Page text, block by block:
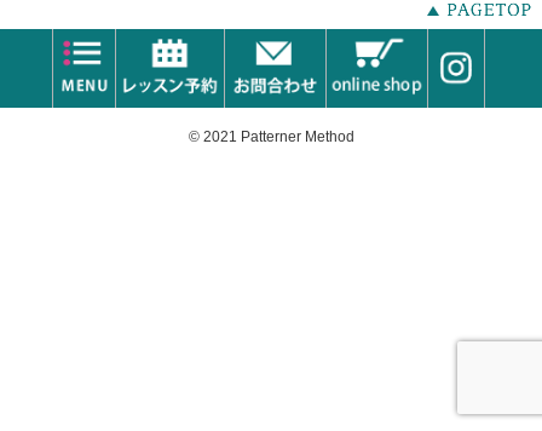
© 2021 Patterner Method